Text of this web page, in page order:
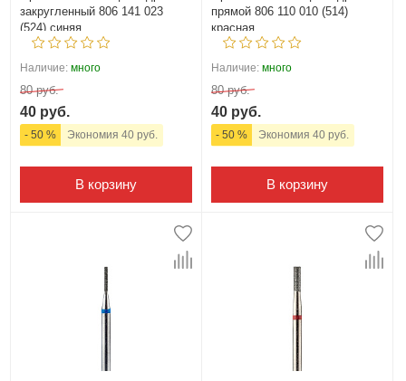
закругленный 806 141 023
(524) синяя
Наличие: много
80 руб.
40 руб.
- 50 % Экономия 40 руб.
В корзину
прямой 806 110 010 (514)
красная
Наличие: много
80 руб.
40 руб.
- 50 % Экономия 40 руб.
В корзину